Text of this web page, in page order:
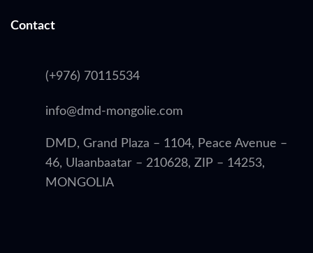
Contact
(+976) 70115534
info@dmd-mongolie.com
DMD, Grand Plaza – 1104, Peace Avenue –
46, Ulaanbaatar – 210628, ZIP – 14253,
MONGOLIA